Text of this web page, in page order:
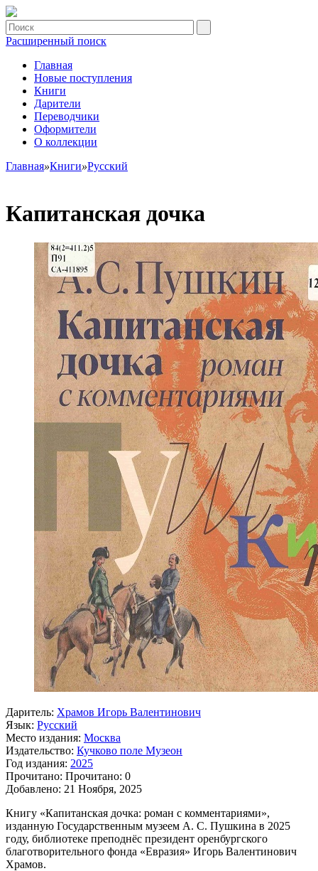
Расширенный поиск
Главная
Новые поступления
Книги
Дарители
Переводчики
Оформители
О коллекции
Главная»Книги»Русский
Капитанская дочка
Даритель: Храмов Игорь Валентинович
Язык: Русский
Место издания: Москва
Издательство: Кучково поле Музеон
Год издания: 2025
Прочитано: Прочитано: 0
Добавлено: 21 Ноября, 2025
Книгу «Капитанская дочка: роман с комментариями»,
изданную Государственным музеем А. С. Пушкина в 2025
году, библиотеке преподнёс президент оренбургского
благотворительного фонда «Евразия» Игорь Валентинович
Храмов.